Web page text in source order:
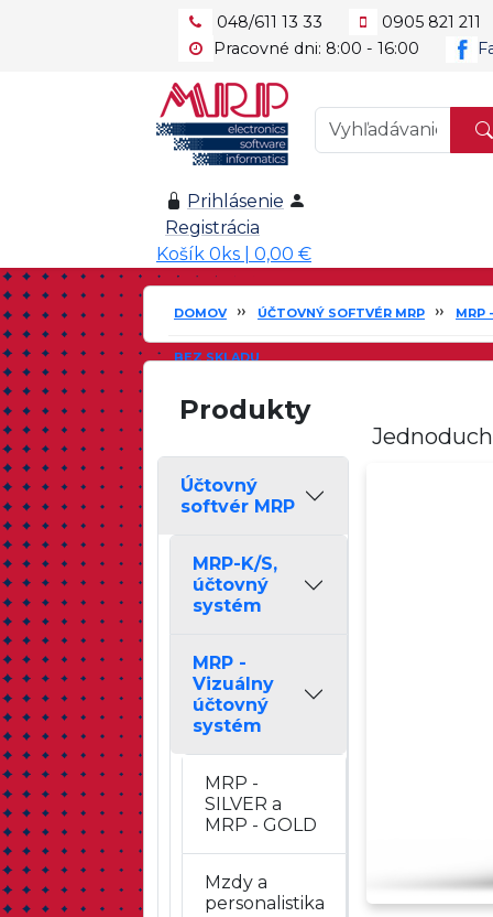
048/611 13 33
0905 821 211
Pracovné dni: 8:00 - 16:00
Prihlásenie
Registrácia
Košík 0ks | 0,00 €
DOMOV ÚČTOVNÝ SOFTVÉR MRP MRP
BEZ SKLADU
Produkty
Účtovný
softvér MRP
MRP-K/S,
účtovný
systém
MRP -
Vizuálny
účtovný
systém
MRP -
SILVER a
MRP - GOLD
Mzdy a
personalistika